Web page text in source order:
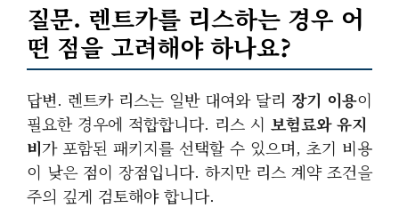
질문. 렌트카를 리스하는 경우 어
떤 점을 고려해야 하나요?
답변. 렌트카 리스는 일반 대여와 달리 장기 이용이
필요한 경우에 적합합니다. 리스 시 보험료와 유지
비가 포함된 패키지를 선택할 수 있으며, 초기 비용
이 낮은 점이 장점입니다. 하지만 리스 계약 조건을
주의 깊게 검토해야 합니다.